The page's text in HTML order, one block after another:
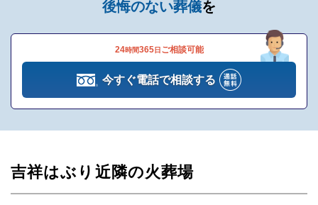
後悔のない葬儀を
24時間365日 ご相談可能
今すぐ電話で相談する
吉祥はぶり近隣の火葬場